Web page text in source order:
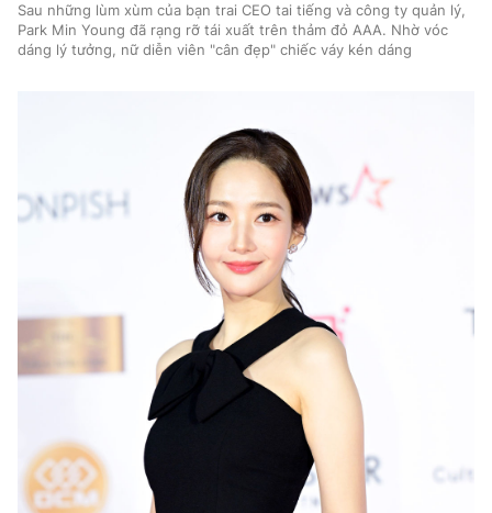
Sau những lùm xùm của bạn trai CEO tai tiếng và công ty quản lý,
Park Min Young đã rạng rỡ tái xuất trên thảm đỏ AAA. Nhờ vóc
dáng lý tưởng, nữ diễn viên "cân đẹp" chiếc váy kén dáng